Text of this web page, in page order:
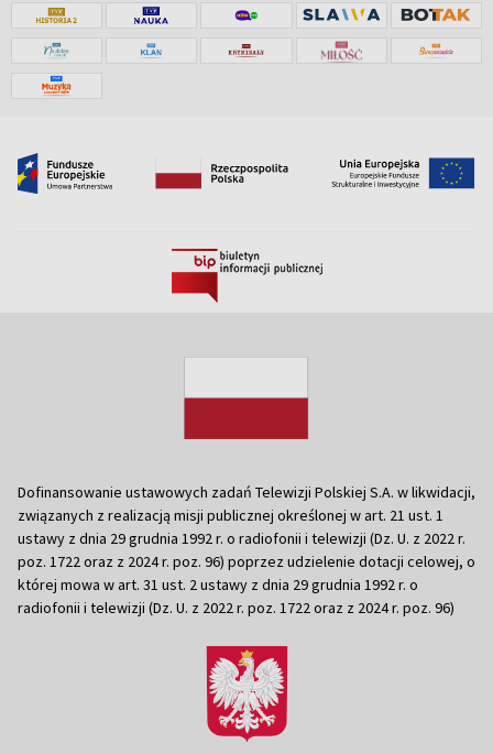
Dofinansowanie ustawowych zadań Telewizji Polskiej S.A. w likwidacji,
związanych z realizacją misji publicznej określonej w art. 21 ust. 1
ustawy z dnia 29 grudnia 1992 r. o radiofonii i telewizji (Dz. U. z 2022 r.
poz. 1722 oraz z 2024 r. poz. 96) poprzez udzielenie dotacji celowej, o
której mowa w art. 31 ust. 2 ustawy z dnia 29 grudnia 1992 r. o
radiofonii i telewizji (Dz. U. z 2022 r. poz. 1722 oraz z 2024 r. poz. 96)